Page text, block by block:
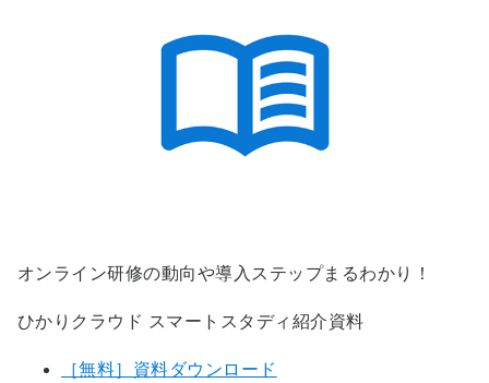
オンライン研修の動向や導入ステップまるわかり！
ひかりクラウド スマートスタディ紹介資料
［無料］資料ダウンロード